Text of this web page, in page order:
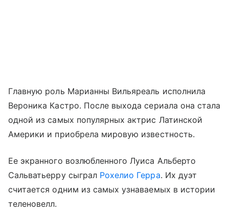
Главную роль Марианны Вильяреаль исполнила
Вероника Кастро. После выхода сериала она стала
одной из самых популярных актрис Латинской
Америки и приобрела мировую известность.
Ее экранного возлюбленного Луиса Альберто
Сальватьерру сыграл Рохелио Герра. Их дуэт
считается одним из самых узнаваемых в истории
теленовелл.